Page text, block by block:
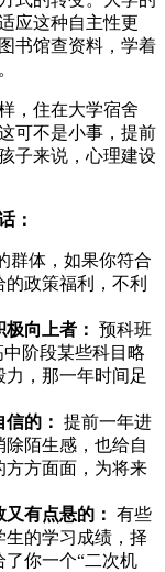
应这种自主性更
书馆查资料，学着
，住在大学宿舍
可不是小事，提前
子来说，心理建设
：
群体，如果你符合
政策福利，不利
向上者： 预科班
阶段某些科目略
，那一年时间足
的： 提前一年进
除陌生感，也给自
方方面面，为将来
有点悬的： 有些
生的学习成绩，择
你一个“二次机